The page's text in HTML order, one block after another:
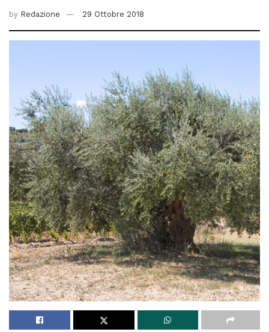
by Redazione 29 Ottobre 2018